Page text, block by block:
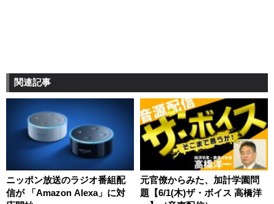
関連記事
ニッポン放送のラジオ番組配
信が 「Amazon Alexa」に対
元官僚からみた、加計学園問
題【6/1(木)ザ・ボイス 高橋洋